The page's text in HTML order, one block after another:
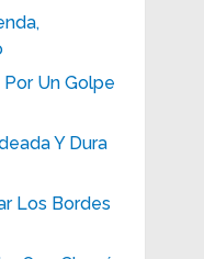
Un Golpe
Y Dura
Los Bordes